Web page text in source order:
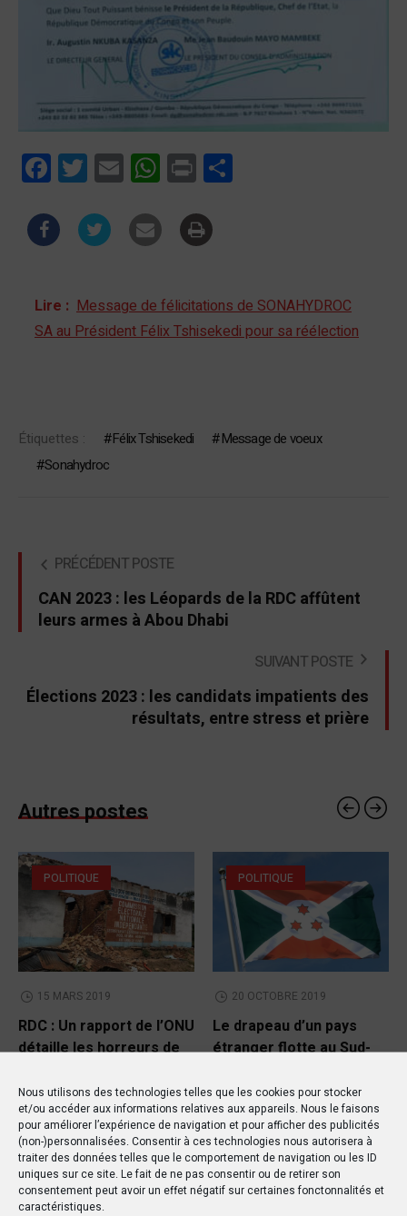
Nous utilisons des technologies telles que les cookies pour stocker
et/ou accéder aux informations relatives aux appareils. Nous le faisons
pour améliorer l’expérience de navigation et pour afficher des publicités
(non-)personnalisées. Consentir à ces technologies nous autorisera à
traiter des données telles que le comportement de navigation ou les ID
uniques sur ce site. Le fait de ne pas consentir ou de retirer son
consentement peut avoir un effet négatif sur certaines fonctonnalités et
caractéristiques.
FacebookTwitterEmail WhatsApp
Print
Lire : Message de félicitations de SONAHYDROC
SA au Président Félix Tshisekedi pour sa réélection
Étiquettes : Félix Tshisekedi
Message de voeux
Sonahydroc
PRÉCÉDENT POSTE
CAN 2023 : les Léopards de la RDC affûtent
leurs armes à Abou Dhabi
SUIVANT POSTE
Élections 2023 : les candidats impatients des
résultats, entre stress et prière
Autres postes
POLITIQUE
15 MARS 2019
RDC : Un rapport de l’ONU
détaille les horreurs de
POLITIQUE
20 OCTOBRE 2019
Le drapeau d’un pays
étranger flotte au Sud-